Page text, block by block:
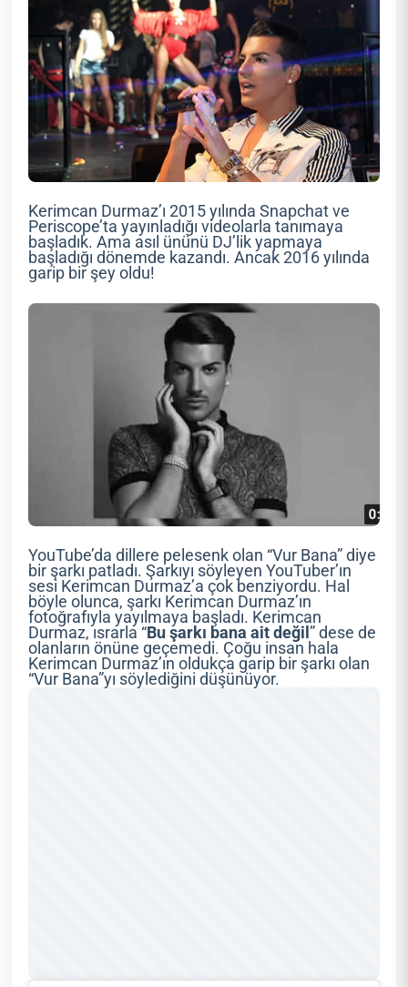
Kerimcan Durmaz’ı 2015 yılında Snapchat ve
Periscope’ta yayınladığı videolarla tanımaya
başladık. Ama asıl ününü DJ’lik yapmaya
başladığı dönemde kazandı. Ancak 2016 yılında
garip bir şey oldu!
YouTube’da dillere pelesenk olan “Vur Bana” diye
bir şarkı patladı. Şarkıyı söyleyen YouTuber’ın
sesi Kerimcan Durmaz’a çok benziyordu. Hal
böyle olunca, şarkı Kerimcan Durmaz’ın
fotoğrafıyla yayılmaya başladı. Kerimcan
Durmaz, ısrarla “Bu şarkı bana ait değil” dese de
olanların önüne geçemedi. Çoğu insan hala
Kerimcan Durmaz’ın oldukça garip bir şarkı olan
“Vur Bana”yı söylediğini düşünüyor.